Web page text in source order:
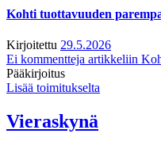
Kohti tuottavuuden
Kirjoitettu 29.5.2026
Ei kommentteja artikkeliin
Pääkirjoitus
Lisää toimitukselta
Vieraskynä